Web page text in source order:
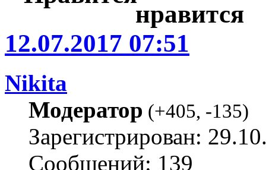
12.07.2017 07:51
Nikita
Модератор (+405, -135)
Зарегистрирован:
Сообщений: 139